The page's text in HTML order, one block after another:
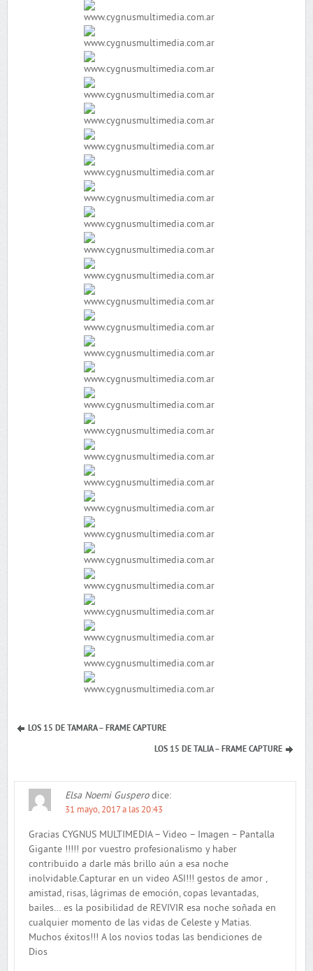
LOS 15 DE TAMARA – FRAME CAPTURE
LOS 15 DE TALIA – FRAME CAPTURE
Elsa Noemi Guspero dice:
31 mayo, 2017 a las 20:43
Gracias CYGNUS MULTIMEDIA – Video – Imagen – Pantalla
Gigante !!!!! por vuestro profesionalismo y haber
contribuido a darle más brillo aún a esa noche
inolvidable.Capturar en un video ASI!!! gestos de amor ,
amistad, risas, lágrimas de emoción, copas levantadas,
bailes… es la posibilidad de REVIVIR esa noche soñada en
cualquier momento de las vidas de Celeste y Matias.
Muchos éxitos!!! A los novios todas las bendiciones de
Dios